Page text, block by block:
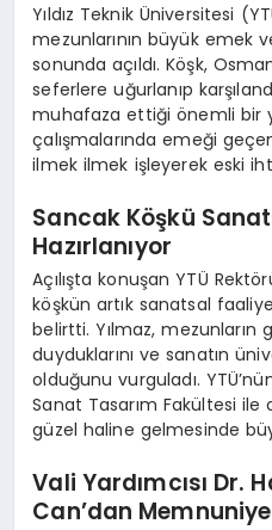
Yıldız Teknik Üniversitesi
mezunlarının büyük emek
sonunda açıldı. Köşk,
seferlere uğurlanıp
muhafaza ettiği önemli bir
çalışmalarında emeği
ilmek ilmek işleyerek eski
Sancak Köşkü
Hazırlanıyor
Açılışta konuşan YTÜ
köşkün artık sanatsal
belirtti. Yılmaz, mezunların
duyduklarını ve sanatın
olduğunu vurguladı.
Sanat Tasarım Fakültesi ile
güzel haline gelmesinde
Vali Yardımcısı Dr.
Can’dan